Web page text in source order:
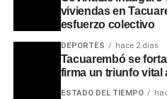
viviendas en
esfuerzo colectivo
DEPORTES hace 2 días
Tacuarembó se
firma un triunfo vital
ESTADO DEL TIEMPO